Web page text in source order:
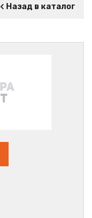
Назад в каталог